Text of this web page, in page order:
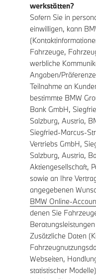
werkstätten?
Sofern Sie in
einwilligen, kann
Fahrzeuge,
werbliche
Angaben/
Teilnahme an
bestimmte BMW
Bank GmbH,
Salzburg, Austria,
Siegfried-Marcus-
Vertriebs GmbH,
Salzburg, Austria,
Aktiengesellschaft,
sowie an Ihre
angegebenen
BMW Online-
denen Sie
Zusätzliche Daten
Webseiten,
statistischer